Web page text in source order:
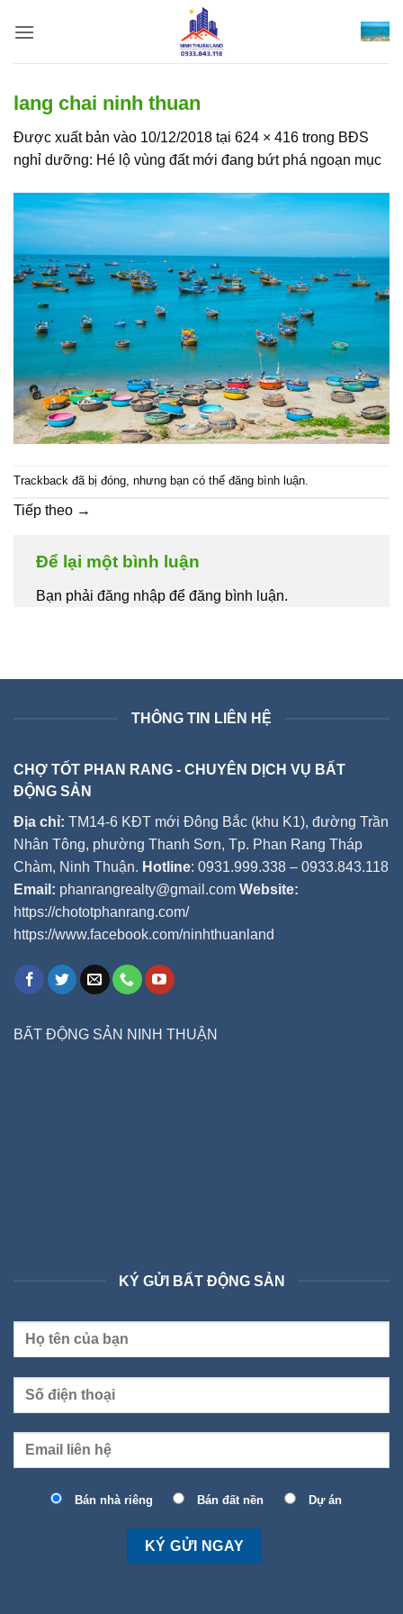
qua
lang chai ninh thuan
Được xuất bản vào 10/12/2018 tại 624 × 416 trong BĐS
nghỉ dưỡng: Hé lộ vùng đất mới đang bứt phá ngoạn mục
Trackback đã bị đóng, nhưng bạn có thể đăng bình luận.
Tiếp theo →
Để lại một bình luận
Bạn phải đăng nhập để đăng bình luận.
THÔNG TIN LIÊN HỆ
CHỢ TỐT PHAN RANG - CHUYÊN DỊCH VỤ BẤT
ĐỘNG SẢN
Địa chỉ: TM14-6 KĐT mới Đông Bắc (khu K1), đường Trần
Nhân Tông, phường Thanh Sơn, Tp. Phan Rang Tháp
Chàm, Ninh Thuận. Hotline: 0931.999.338 – 0933.843.118
Email: phanrangrealty@gmail.com Website:
https://chototphanrang.com/
https://www.facebook.com/ninhthuanland
BẤT ĐỘNG SẢN NINH THUẬN
KÝ GỬI BẤT ĐỘNG SẢN
Bán nhà riêng Bán đất nền Dự án